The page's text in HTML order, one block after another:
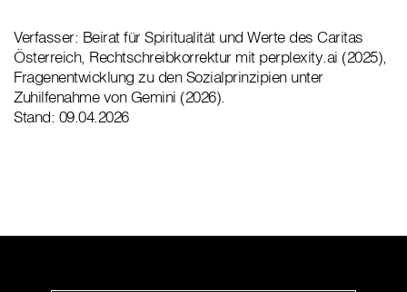
Verfasser: Beirat für Spiritualität und Werte des Caritas
Österreich, Rechtschreibkorrektur mit perplexity.ai (2025),
Fragenentwicklung zu den Sozialprinzipien unter
Zuhilfenahme von Gemini (2026).
Stand: 09.04.2026